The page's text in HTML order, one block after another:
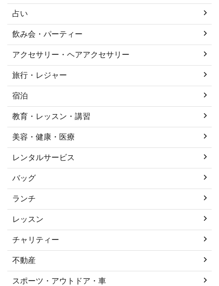
占い
飲み会・パーティー
アクセサリー・ヘアアクセサリー
旅行・レジャー
宿泊
教育・レッスン・講習
美容・健康・医療
レンタルサービス
バッグ
ランチ
レッスン
チャリティー
不動産
スポーツ・アウトドア・車